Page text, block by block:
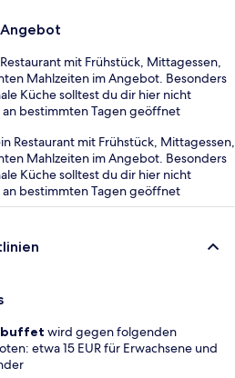
mit Frühstück, Mittagessen,
Mahlzeiten im Angebot. Besonders
Küche solltest du dir hier nicht
bestimmten Tagen geöffnet
Restaurant mit Frühstück, Mittagessen,
Mahlzeiten im Angebot. Besonders
Küche solltest du dir hier nicht
bestimmten Tagen geöffnet
wird gegen folgenden
etwa 15 EUR für Erwachsene und